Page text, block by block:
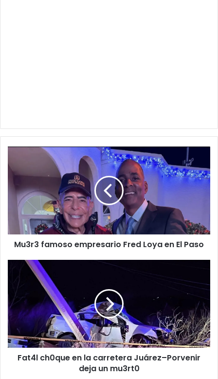
empresario
Loya
Paso
Mu3r3 famoso empresario Fred Loya en El Paso
la
carretera
Juárez–
Porvenir
deja
un
mu3rt0
Fat4l ch0que en la carretera Juárez–Porvenir
deja un mu3rt0